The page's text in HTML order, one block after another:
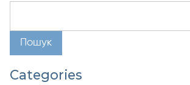
Пошук
Categories